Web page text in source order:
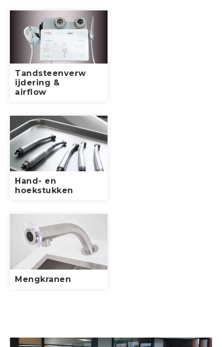
Tandsteenverw
ijdering &
airflow
Hand- en
hoekstukken
Mengkranen